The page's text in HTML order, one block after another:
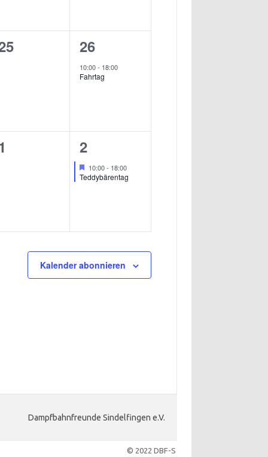
Veranstaltungen,
1
Veranstaltung,
26
10:00- 18:00
Fahrtag
Veranstaltungen,
1
Veranstaltung,
2
Hervorgehoben
10:00- 18:00
Teddybärentag
Kalender abonnieren
Dampfbahnfreunde Sindelfingen e.V.
© 2022 DBF-S